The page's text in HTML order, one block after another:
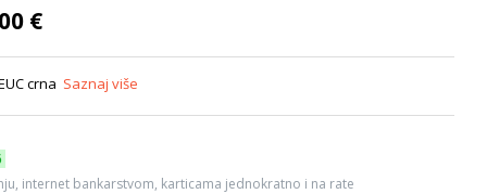
€
crna Saznaj više
internet bankarstvom, karticama jednokratno i na rate